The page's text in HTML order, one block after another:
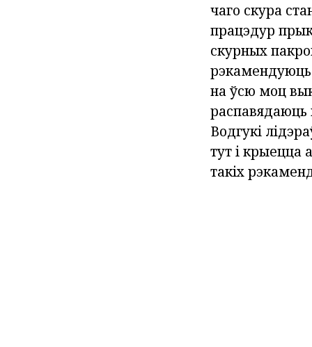
чаго скура
працэдур
скурных
рэкамендуюць
на ўсю моц
распавядаюць
Водгукі
тут і крыецца
такіх